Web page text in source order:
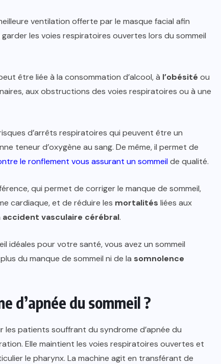
ventilation offerte par le masque facial afin
les voies respiratoires ouvertes lors du sommeil
être liée à la consommation d’alcool, à l’obésité ou
aux obstructions des voies respiratoires ou à une
d’arrêts respiratoires qui peuvent être un
teneur d’oxygène au sang. De même, il permet de
le ronflement vous assurant un sommeilde qualité.
qui permet de corriger le manque de sommeil,
cardiaque, et de réduire les mortalités liées aux
accident vasculaire cérébral.
idéales pour votre santé, vous avez un sommeil
du manque de sommeil ni de la somnolence
d’apnée du sommeil ?
les patients souffrant du syndrome d’apnée du
Elle maintient les voies respiratoires ouvertes et
le pharynx. La machine agit en transférant de